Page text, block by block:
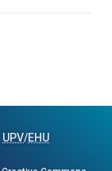
UPV/EHU